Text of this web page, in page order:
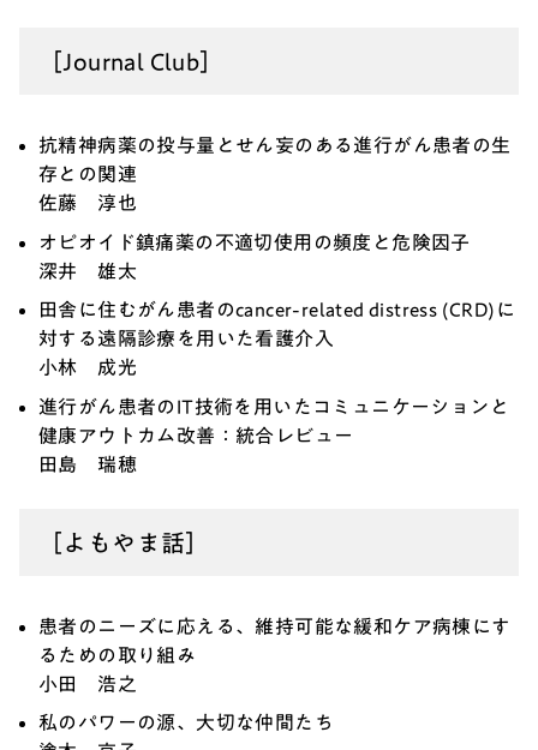
［Journal Club］
抗精神病薬の投与量とせん妄のある進行がん患者の生
存との関連
佐藤 淳也
オピオイド鎮痛薬の不適切使用の頻度と危険因子
深井 雄太
田舎に住むがん患者のcancer-related distress (CRD)に
対する遠隔診療を用いた看護介入
小林 成光
進行がん患者のIT技術を用いたコミュニケーションと
健康アウトカム改善：統合レビュー
田島 瑞穂
［よもやま話］
患者のニーズに応える、維持可能な緩和ケア病棟にす
るための取り組み
小田 浩之
私のパワーの源、大切な仲間たち